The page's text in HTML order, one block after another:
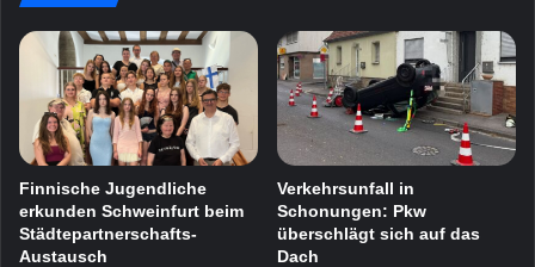
Finnische Jugendliche
erkunden Schweinfurt beim
Städtepartnerschafts-
Austausch
Verkehrsunfall in
Schonungen: Pkw
überschlägt sich auf das
Dach